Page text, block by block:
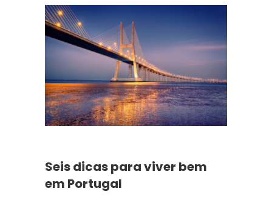
Seis dicas para viver bem
em Portugal